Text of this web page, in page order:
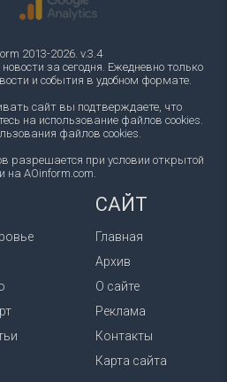
2013-2026. v.3.4
за сегодня. Ежедневно только
и события в удобном формате.
сайт вы подтверждаете, что
на использование файлов cookies.
файлов cookies.
разрешается при условии открытой
на AOinform.com.
САЙТ
Главная
Архив
О сайте
Реклама
Контакты
Карта сайта